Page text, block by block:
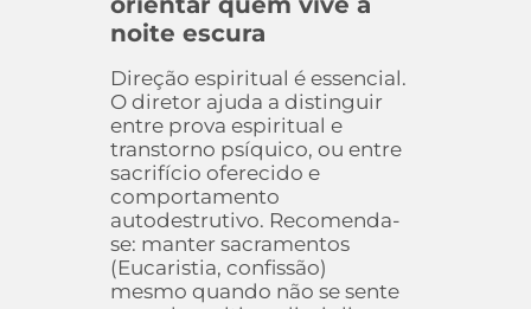
noite escura
Direção espiritual é essencial.
O diretor ajuda a distinguir
entre prova espiritual e
transtorno psíquico, ou entre
sacrifício oferecido e
comportamento
autodestrutivo. Recomenda-
se: manter sacramentos
(Eucaristia, confissão)
mesmo quando não se sente